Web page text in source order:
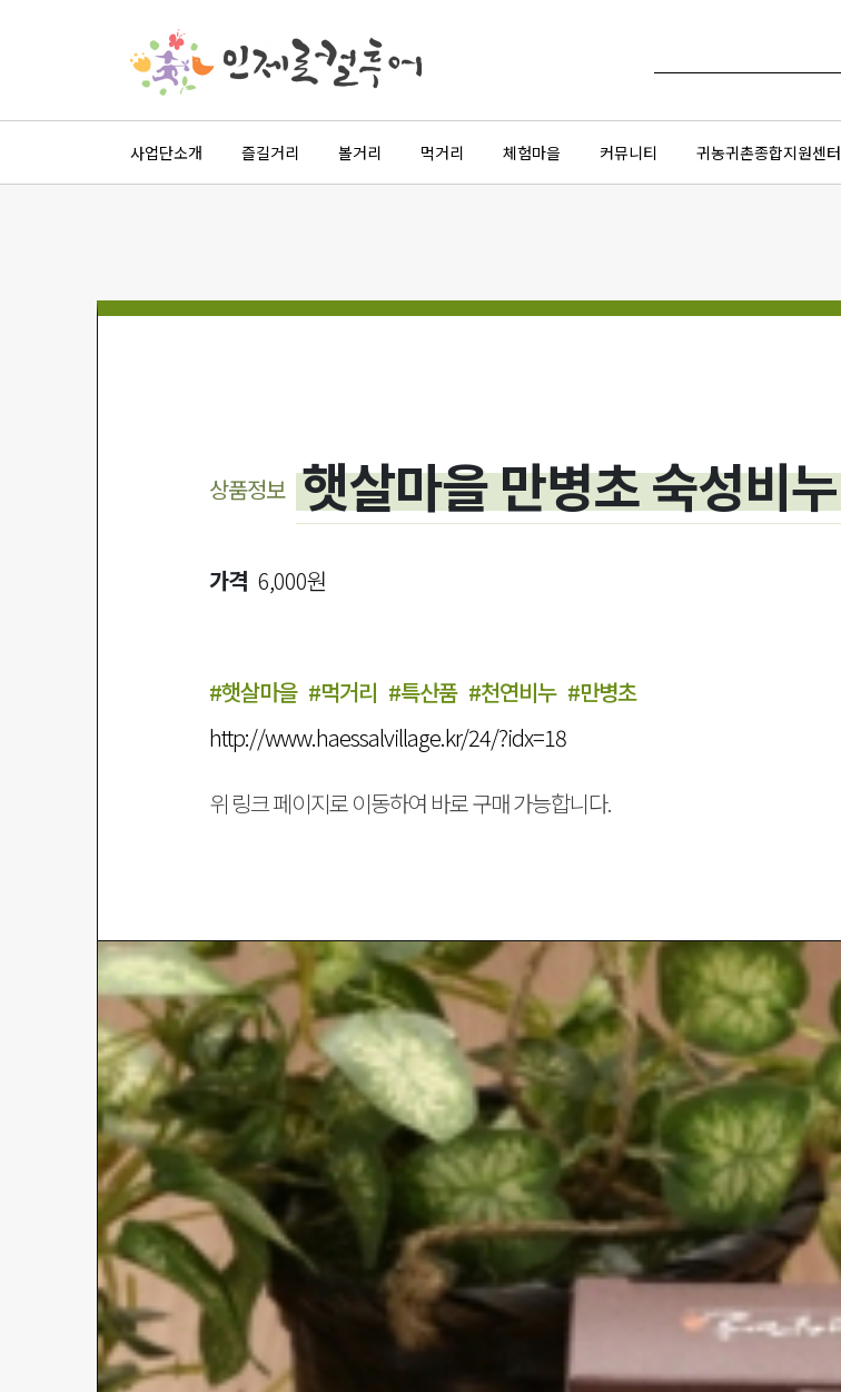
사업단소개 즐길거리 볼거리 먹거리 체험마을 커뮤니티 귀농귀촌종합지원센터
상품정보 햇살마을 만병초 숙성비누
가격 6,000원
#햇살마을 #먹거리 #특산품 #천연비누 #만병초
http://www.haessalvillage.kr/24/?idx=18
위 링크 페이지로 이동하여 바로 구매 가능합니다.